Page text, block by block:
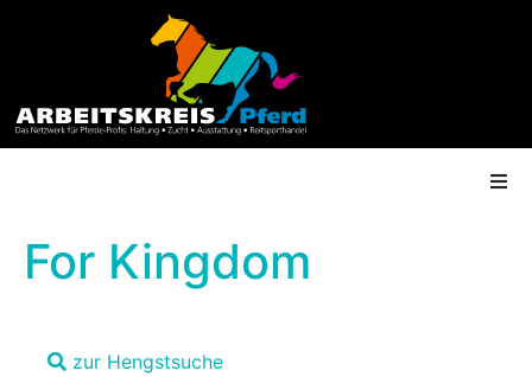
Termine
For Kingdom
zur Hengstsuche